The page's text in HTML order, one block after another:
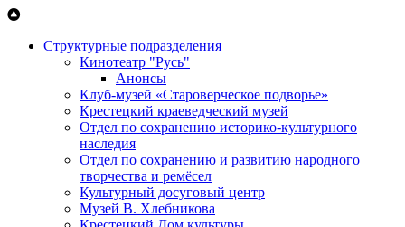
Перейти к основному содержанию
Структурные подразделения
Кинотеатр "Русь"
Анонсы
Клуб-музей «Староверческое подворье»
Крестецкий краеведческий музей
Отдел по сохранению историко-культурного
наследия
Отдел по сохранению и развитию народного
творчества и ремёсел
Культурный досуговый центр
Музей В. Хлебникова